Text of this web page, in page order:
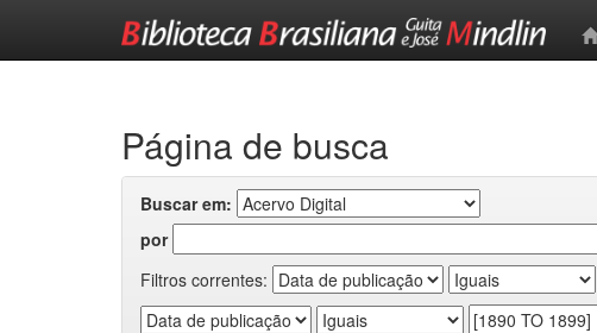
Página de busca
Buscar em:
por
Filtros correntes: